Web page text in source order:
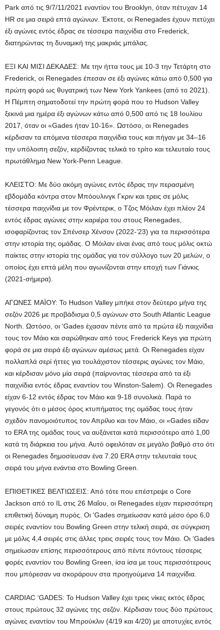
Park από τις 9/7/11/2021 εναντίον του Brooklyn, όταν πέτυχαν 14
HR σε μια σειρά επτά αγώνων. Έκτοτε, οι Renegades έχουν πετύχει
έξι αγώνες εντός έδρας σε τέσσερα παιχνίδια στο Frederick,
διατηρώντας τη δυναμική της μακριάς μπάλας.
ΕΞΙ ΚΑΙ ΜΙΣΙ ΔΕΚΑΔΕΣ: Με την ήττα τους με 10-3 την Τετάρτη στο
Frederick, οι Renegades έπεσαν σε έξι αγώνες κάτω από 0,500 για
πρώτη φορά ως θυγατρική των New York Yankees (από το 2021).
Η Πέμπτη σηματοδοτεί την πρώτη φορά που το Hudson Valley
ξεκινά μια ημέρα έξι αγώνων κάτω από 0,500 από τις 18 Ιουλίου
2017, όταν οι «Gades ήταν 10-16». Ωστόσο, οι Renegades
κέρδισαν τα επόμενα τέσσερα παιχνίδια τους και πήγαν με 34–16
την υπόλοιπη σεζόν, κερδίζοντας τελικά το τρίτο και τελευταίο τους
πρωτάθλημα New York-Penn League.
ΚΛΕΙΣΤΟ: Με δύο ακόμη αγώνες εντός έδρας την περασμένη
εβδομάδα κόντρα στον Μπόουλινγκ Γκριν και τρεις σε μόλις
τέσσερα παιχνίδια με τον Φρέντερικ, ο Τζος Μόιλαν έχει πλέον 24
εντός έδρας αγώνες στην καριέρα του στους Renegades,
ισοφαρίζοντας τον Σπένσερ Χένσον (2022-’23) για τα περισσότερα
στην ιστορία της ομάδας. Ο Μόιλαν είναι ένας από τους μόλις οκτώ
παίκτες στην ιστορία της ομάδας για τον σύλλογο των 20 μελών, ο
οποίος έχει επτά μέλη που αγωνίζονται στην εποχή των Γιάνκις
(2021-σήμερα).
ΑΓΩΝΕΣ ΜΑΪΟΥ: Το Hudson Valley μπήκε στον δεύτερο μήνα της
σεζόν 2026 με προβάδισμα 0,5 αγώνων στο South Atlantic League
North. Ωστόσο, οι ‘Gades έχασαν πέντε από τα πρώτα έξι παιχνίδια
τους τον Μάιο και σαρώθηκαν από τους Frederick Keys για πρώτη
φορά σε μια σειρά έξι αγώνων αμέσως μετά. Οι Renegades είχαν
πολλαπλά σερί ήττες για τουλάχιστον τέσσερις αγώνες τον Μάιο,
και κέρδισαν μόνο μία σειρά (παίρνοντας τέσσερα από τα έξι
παιχνίδια εντός έδρας εναντίον του Winston-Salem). Οι Renegades
είχαν 6-12 εντός έδρας τον Μάιο και 9-18 συνολικά. Παρά το
γεγονός ότι ο μέσος όρος κτυπήματος της ομάδας τους ήταν
σχεδόν πανομοιότυπος τον Απρίλιο και τον Μάιο, οι «Gades είδαν
το ERA της ομάδας τους να αυξάνεται κατά περισσότερο από 1,00
κατά τη διάρκεια του μήνα. Αυτό οφειλόταν σε μεγάλο βαθμό στο ότι
οι Renegades δημοσίευσαν ένα 7.20 ERA στην τελευταία τους
σειρά του μήνα ενάντια στο Bowling Green.
ΕΠΙΘΕΤΙΚΕΣ ΒΕΛΤΙΩΣΕΙΣ: Από τότε που επέστρεψε ο Core
Jackson από το IL στις 26 Μαΐου, οι Renegades είχαν περισσότερη
επιθετική δύναμη πυρός. Οι ‘Gades σημείωσαν κατά μέσο όρο 6,0
σειρές εναντίον του Bowling Green στην τελική σειρά, σε σύγκριση
με μόλις 4,4 σειρές στις άλλες τρεις σειρές τους τον Μάιο. Οι ‘Gades
σημείωσαν επίσης περισσότερους από πέντε πόντους τέσσερις
φορές εναντίον του Bowling Green, ίσα ίσα με τους περισσότερους
που μπόρεσαν να σκοράρουν στα προηγούμενα 14 παιχνίδια.
CARDIAC ‘GADES: Το Hudson Valley έχει τρεις νίκες εκτός έδρας
στους πρώτους 32 αγώνες της σεζόν. Κέρδισαν τους δύο πρώτους
αγώνες εναντίον του Μπρούκλιν (4/19 και 4/20) με αποτυχίες εντός